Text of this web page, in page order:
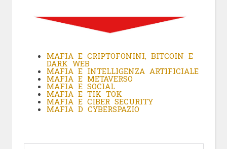
MAFIA E CRIPTOFONINI, BITCOIN E
DARK WEB
MAFIA E INTELLIGENZA ARTIFICIALE
MAFIA E METAVERSO
MAFIA E SOCIAL
MAFIA E TIK TOK
MAFIA E CIBER SECURITY
MAFIA D CYBERSPAZIO